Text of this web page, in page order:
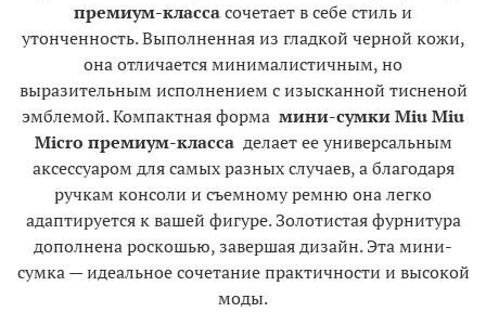
премиум-классасочетает в себе стиль и
утонченность. Выполненная из гладкой черной кожи,
она отличается минималистичным, но
выразительным исполнением с изысканной тисненой
эмблемой. Компактная форма мини-сумки Miu Miu
Micro премиум-класса делает ее универсальным
аксессуаром для самых разных случаев, а благодаря
ручкам консоли и съемному ремню она легко
адаптируется к вашей фигуре. Золотистая фурнитура
дополнена роскошью, завершая дизайн. Эта мини-
сумка — идеальное сочетание практичности и высокой
моды.